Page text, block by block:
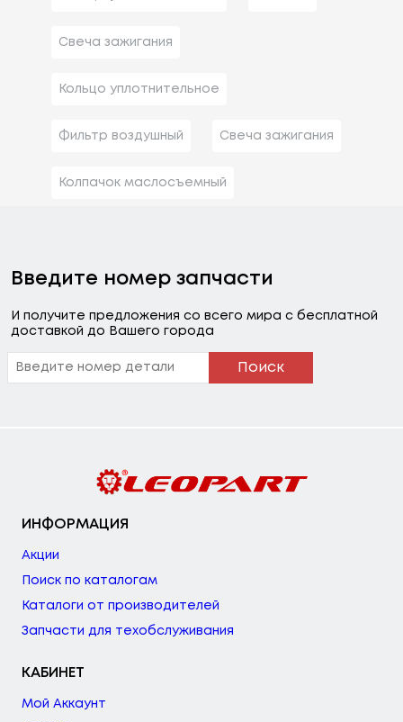
Свеча зажигания
Кольцо уплотнительное
Фильтр воздушный Свеча зажигания
Колпачок маслосъемный
Введите номер запчасти
И получите предложения со всего мира с бесплатной
доставкой до Вашего города
Поиск
ИНФОРМАЦИЯ
Акции
Поиск по каталогам
Каталоги от производителей
Запчасти для техобслуживания
КАБИНЕТ
Мой Аккаунт